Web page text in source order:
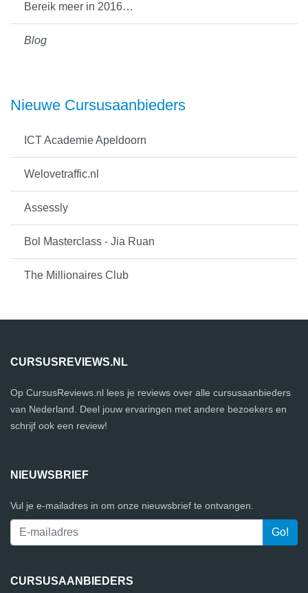
Bereik meer in 2016…
Blog
Nieuwe Cursusaanbieders
ICT Academie Apeldoorn
Welovetraffic.nl
Assessly
Bol Masterclass - Jia Ruan
The Millionaires Club
CURSUSREVIEWS.NL
Op CursusReviews.nl lees je reviews over alle cursusaanbieders
van Nederland. Deel jouw ervaringen met andere bezoekers en
schrijf ook een review!
NIEUWSBRIEF
Vul je e-mailadres in om onze nieuwsbrief te ontvangen.
CURSUSAANBIEDERS